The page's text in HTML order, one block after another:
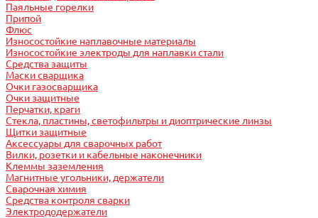
Паяльные горелки
Припой
Флюс
Износостойкие наплавочные материалы
Износостойкие электроды для наплавки стали
Средства защиты
Маски сварщика
Очки газосварщика
Очки защитные
Перчатки, краги
Стекла, пластины, светофильтры и диоптрические линзы
Щитки защитные
Аксессуары для сварочных работ
Вилки, розетки и кабельные наконечники
Клеммы заземления
Магнитные угольники, держатели
Сварочная химия
Средства контроля сварки
Электрододержатели